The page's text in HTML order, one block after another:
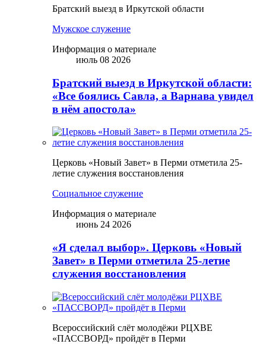
Братский выезд в Иркутской области
Мужское служение
Информация о материале
июль 08 2026
Братский выезд в Иркутской области:
«Все боялись Савла, а Варнава увидел
в нём апостола»
Церковь «Новый Завет» в Перми отметила 25-
летие служения восстановления
Социальное служение
Информация о материале
июнь 24 2026
«Я сделал выбор». Церковь «Новый
Завет» в Перми отметила 25-летие
служения восстановления
Всероссийский слёт молодёжи РЦХВЕ
«ПАССВОРД» пройдёт в Перми